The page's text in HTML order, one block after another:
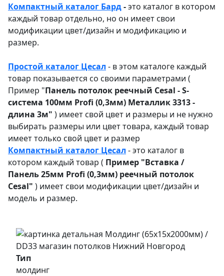
Компактный каталог Бард-это каталог в котором
каждый товар отдельно, но он имеет свои
модификации цвет/дизайн и модификацию и
размер.
Простой каталог Цесал - в этом каталоге каждый
товар показывается со своими параметрами (
Пример "Панель потолок реечный Cesal - S-
система 100мм Profi (0,3мм) Металлик 3313 -
длина 3м" ) имеет свой цвет и размеры и не нужно
выбирать размеры или цвет товара, каждый товар
имеет только свой цвет и размер
Компактный каталог Цесал - это каталог в
котором каждый товар ( Пример "Вставка /
Панель 25мм Profi (0,3мм) реечный потолок
Cesal" ) имеет свои модификации цвет/дизайн и
модель и размер.
Тип
молдинг